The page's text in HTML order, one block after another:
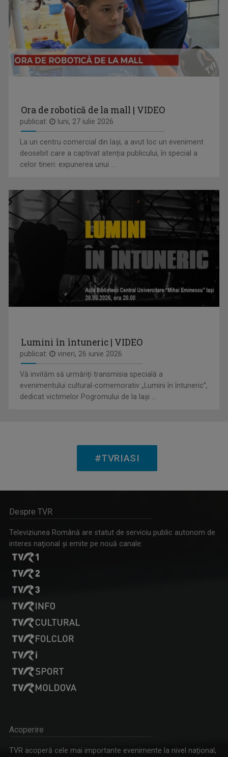
RACORD
Eseu cinematografic. Propune o viziune ...
IAȘII MARILOR IUBIRI
Poveşti despre oraşul de odinioară şi cel de ...
SATUL MEU
Un răgaz în care se vorbeşte despre magia ...
CARAVANA TVR3 LA TINE ACASĂ
ACCENT REGIONAL
Emisiune de dezbateri pe teme sociale și de ...
Face parte din echipa TVR Iași din 2022, după ...
LAURA LUCESCU
Nu împlinise 20 de ani când a început să vadă ...
Din 2022 a revenit la TVR Iaşi unde realizează ...
CLAUDIA DĂNĂILĂ
Realizator la „Tableta de sănătate”, una ...
A început să lucreze la TVR Iaşi în 1998 în ...
Ora de robotică de la mall | VIDEO
publicat: luni, 27 iulie 2026
La un centru comercial din Iași, a avut loc un eveniment
deosebit care a captivat atenția publicului, în special a
celor tineri: expunerea unui ...
Lumini în întuneric | VIDEO
publicat: vineri, 26 iunie 2026
Vă invităm să urmăriți transmisia specială a
evenimentului cultural-comemorativ „Lumini în întuneric”,
dedicat victimelor Pogromului de la Iași ...
#TVRIASI
Despre TVR
Televiziunea Română are statut de serviciu public autonom de
interes naţional şi emite pe nouă canale:
Acoperire
TVR acoperă cele mai importante evenimente la nivel naţional,